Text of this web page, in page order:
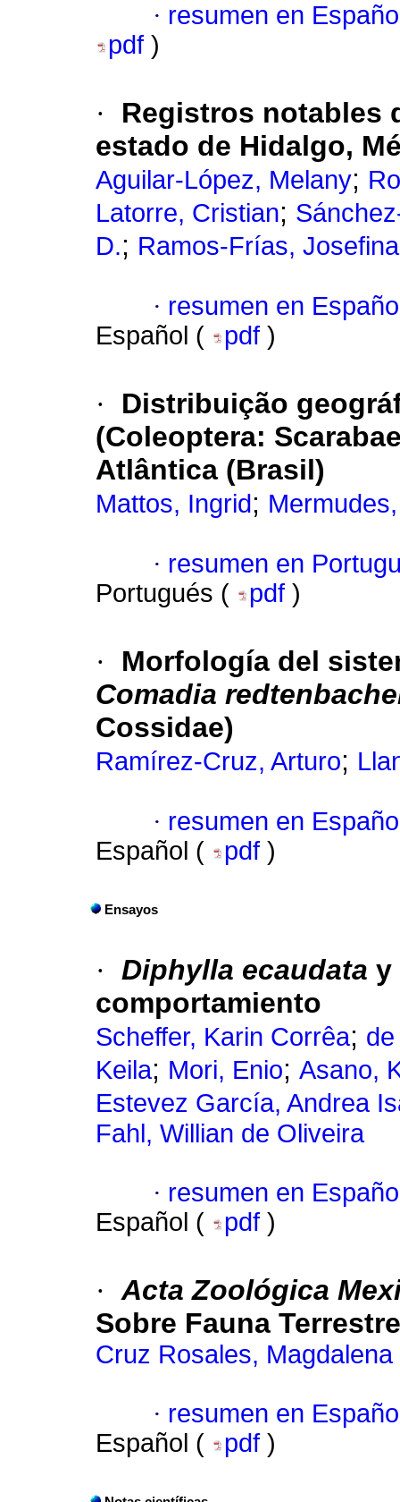
· resumen en
pdf )
·
Registros notables
estado de Hidalgo,
Aguilar-López, Melany;
Latorre, Cristian;
D.; Ramos-Frías, Josefina
· resumen en
Español (
pdf )
·
Distribuição
(Coleoptera:
Atlântica (Brasil)
Mattos, Ingrid ;
· resumen en
Portugués (
pdf )
·
Morfología del
Comadia
Cossidae)
Ramírez-Cruz, Arturo;
· resumen en
Español (
pdf )
Ensayos
· Diphylla ecaudata y
comportamiento
Scheffer, Karin Corrêa;
Keila; Mori, Enio; Asano,
Estevez García, Andrea
Fahl, Willian de Oliveira
· resumen en
Español (
pdf )
· Acta Zoológica
Sobre Fauna Terrestre
Cruz Rosales, Magdalena
· resumen en
Español (
pdf )